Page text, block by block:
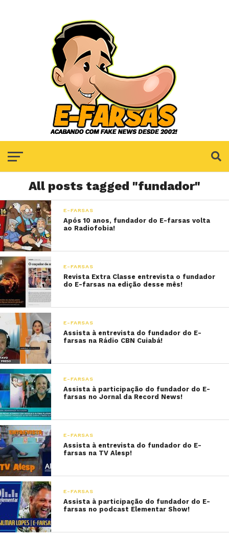
All posts tagged "fundador"
E-FARSAS
Após 10 anos, fundador do E-farsas volta
ao Radiofobia!
E-FARSAS
Revista Extra Classe entrevista o fundador
do E-farsas na edição desse mês!
E-FARSAS
Assista à entrevista do fundador do E-
farsas na Rádio CBN Cuiabá!
E-FARSAS
Assista à participação do fundador do E-
farsas no Jornal da Record News!
E-FARSAS
Assista à entrevista do fundador do E-
farsas na TV Alesp!
E-FARSAS
Assista à participação do fundador do E-
farsas no podcast Elementar Show!